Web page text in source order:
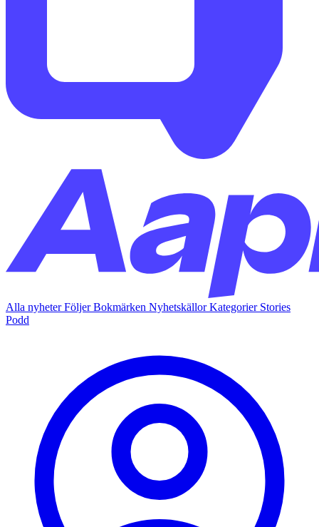
Alla nyheterFöljerBokmärken NyhetskällorKategorier Stories
Podd